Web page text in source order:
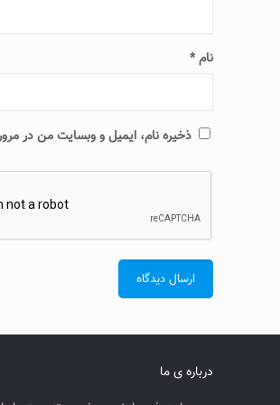
نام*
ذخیره نام، ایمیل و وبسایت من در
درباره ی ما